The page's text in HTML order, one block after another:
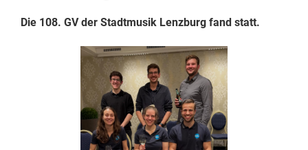
Die 108. GV der Stadtmusik Lenzburg fand statt.